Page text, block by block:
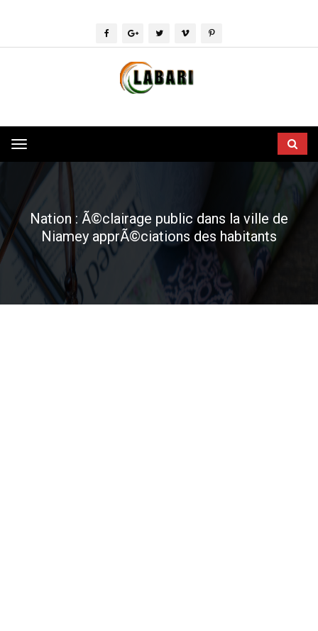
Toggle
navigation
Nation : Ã©clairage public dans la ville de
Niamey apprÃ©ciations des habitants